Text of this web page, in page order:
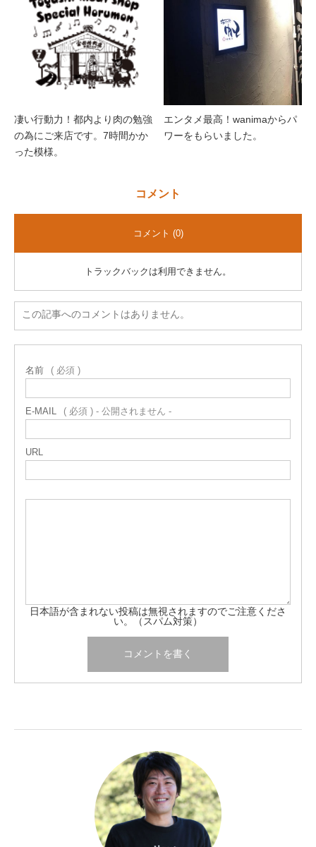
凄い行動力！都内より肉の勉強
の為にご来店です。7時間かか
った模様。
エンタメ最高！wanimaからパ
ワーをもらいました。
コメント
コメント (0)
トラックバックは利用できません。
この記事へのコメントはありません。
名前 ( 必須 )
E-MAIL ( 必須 ) - 公開されません -
URL
日本語が含まれない投稿は無視されますのでご注意くださ
い。（スパム対策）